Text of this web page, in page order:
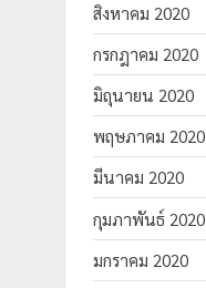
สิงหาคม 2020
กรกฎาคม 2020
มิถุนายน 2020
พฤษภาคม 2020
มีนาคม 2020
กุมภาพันธ์ 2020
มกราคม 2020